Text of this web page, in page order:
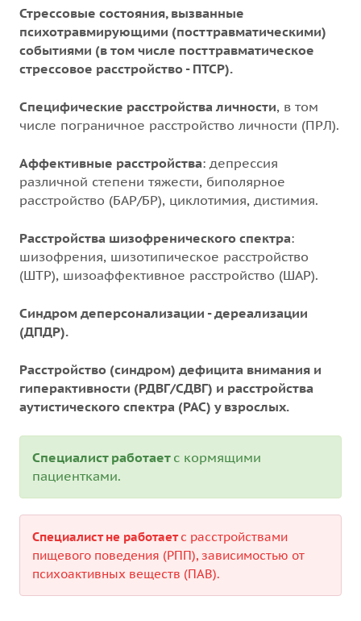
Стрессовые состояния, вызванные
психотравмирующими (посттравматическими)
событиями (в том числе посттравматическое
стрессовое расстройство - ПТСР).
Специфические расстройства личности, в том
числе пограничное расстройство личности (ПРЛ).
Аффективные расстройства: депрессия
различной степени тяжести, биполярное
расстройство (БАР/БР), циклотимия, дистимия.
Расстройства шизофренического спектра:
шизофрения, шизотипическое расстройство
(ШТР), шизоаффективное расстройство (ШАР).
Синдром деперсонализации - дереализации
(ДПДР).
Расстройство (синдром) дефицита внимания и
гиперактивности (РДВГ/СДВГ) и расстройства
аутистического спектра (РАС) у взрослых.
Специалист работает с кормящими
пациентками.
Специалист не работаетс расстройствами
пищевого поведения (РПП), зависимостью от
психоактивных веществ (ПАВ).